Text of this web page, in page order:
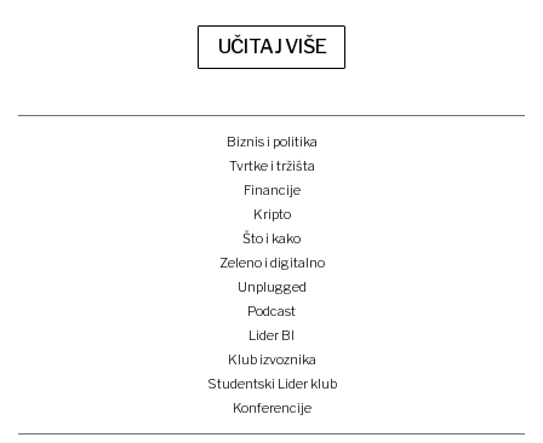
UČITAJ VIŠE
Biznis i politika
Tvrtke i tržišta
Financije
Kripto
Što i kako
Zeleno i digitalno
Unplugged
Podcast
Lider BI
Klub izvoznika
Studentski Lider klub
Konferencije